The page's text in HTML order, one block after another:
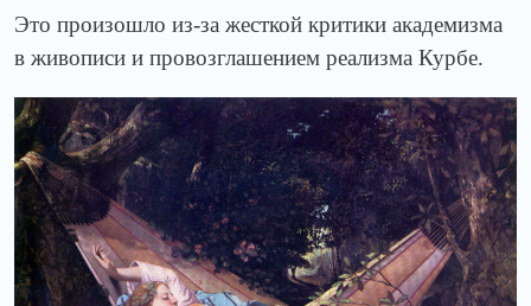
Это произошло из-за жесткой критики академизма
в живописи и провозглашением реализма Курбе.